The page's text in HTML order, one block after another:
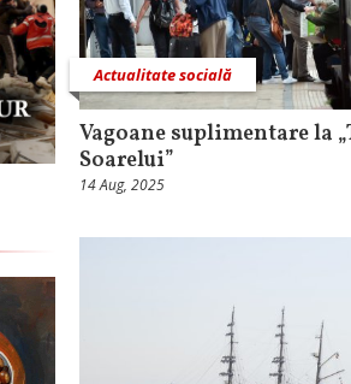
Actualitate socială
Vagoane suplimentare la
Soarelui”
14 Aug, 2025